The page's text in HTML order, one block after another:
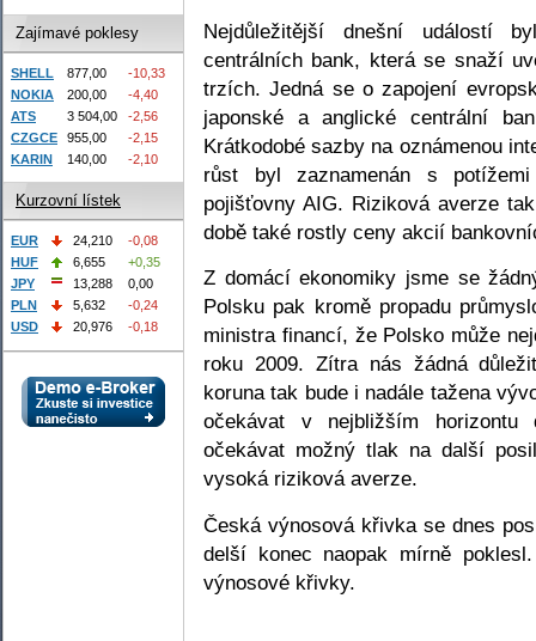
Nejdůležitější dnešní událostí
centrálních bank, která se snaží
trzích. Jedná se o zapojení
japonské a anglické centrální
Krátkodobé sazby na oznámenou
růst byl zaznamenán s
pojišťovny AIG. Riziková averze
době také rostly ceny akcií
Z domácí ekonomiky jsme se
Polsku pak kromě propadu
ministra financí, že Polsko může
roku 2009. Zítra nás žádná
koruna tak bude i nadále tažena
očekávat v nejbližším
očekávat možný tlak na další
vysoká riziková averze.
Česká výnosová křivka se dnes
delší konec naopak mírně
výnosové křivky.
Zajímavé poklesy
SHELL 877,00
-10,33
NOKIA
200,00
-4,40
ATS
3 504,00
-2,56
CZGCE
955,00
-2,15
KARIN
140,00 -2,10
Kurzovní lístek
EUR 24,210
-0,08
HUF
6,655
+0,35
JPY
13,288
0,00
PLN
5,632
-0,24
USD
20,976 -0,18